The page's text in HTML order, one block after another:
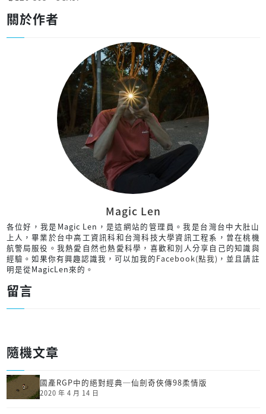
關於作者
Magic Len
各位好，我是Magic Len，是這網站的管理員。我是台灣台中大肚山
上人，畢業於台中高工資訊科和台灣科技大學資訊工程系，曾在桃機
航警局服役。我熱愛自然也熱愛科學，喜歡和別人分享自己的知識與
經驗。如果你有興趣認識我，可以加我的Facebook(點我) ，並且請註
明是從MagicLen來的。
留言
隨機文章
國產RGP中的絕對經典─仙劍奇俠傳98柔情版
2020 年 4 月 14 日